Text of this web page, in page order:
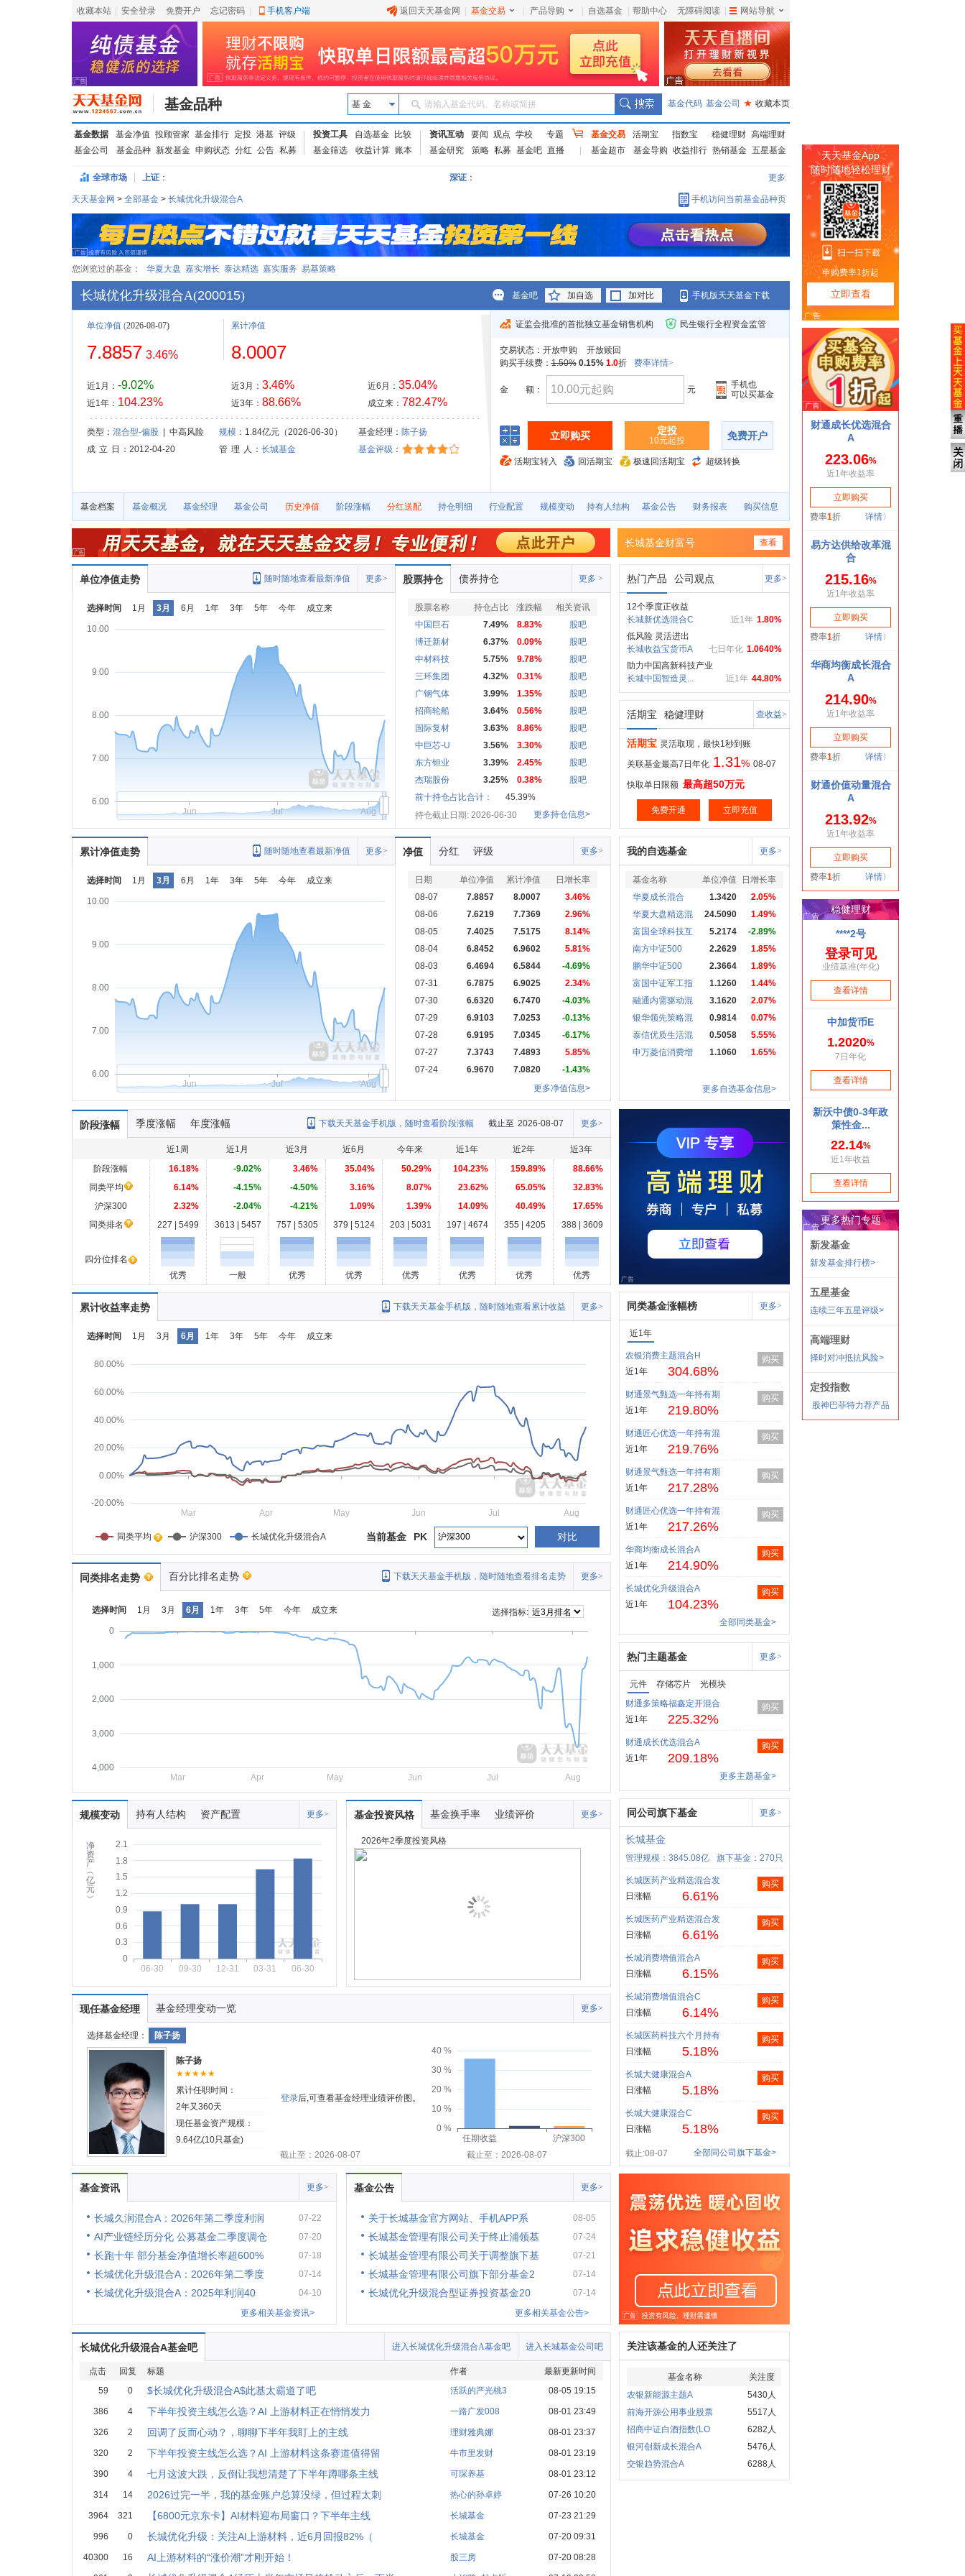
收藏本站 安全登录 免费开户 忘记密码 手机客户端 返回天天基金网 基金交易 产品导购 自选基金 帮助中心 无障碍阅读 网站导航
基金品种 基 金 请输入基金代码、名称或简拼 基金代码 基金公司 ★ 收藏本页
基金数据 基金净值 投顾管家 基金排行 定投 港基 评级
基金公司
基金品种 新发基金 申购状态 分红 公告 私募
投资工具 自选基金
比较
基金筛选
收益计算 账本
资讯互动 要闻 观点 学校
专题
基金研究
策略 私募 基金吧 直播
基金交易 活期宝 指数宝 稳健理财 高端理财
基金超市
基金导购 收益排行 热销基金 五星基金
全球市场 上证： 深证： 更多
天天基金网 > 全部基金 > 长城优化升级混合A 手机访问当前基金品种页
您浏览过的基金： 华夏大盘 嘉实增长 泰达精选 嘉实服务 易基策略
长城优化升级混合A(200015) 基金吧 加自选 加对比 手机版天天基金下载
单位净值 (2026-08-07)
7.8857 3.46%
近1月： -9.02%
近1年： 104.23%
累计净值
8.0007
近3月： 3.46%
近3年： 88.66%
近6月： 35.04%
成立来： 782.47%
类型： 混合型-偏股| 中高风险 规模：1.84亿元（2026-06-30） 基金经理： 陈子扬
成 立 日
：2012-04-20 管 理 人 ： 长城基金 基金评级 ：
证监会批准的首批独立基金销售机构 民生银行全程资金监管
交易状态： 开放申购
开放赎回
购买手续费：1.50% 0.15% 1.0折 费率详情>
金 额： 元
手机也
可以买基金
立即购买 定投
10元起投 免费开户
活期宝转入 回活期宝 极速回活期宝 超级转换
基金档案 基金概况 基金经理 基金公司 历史净值 阶段涨幅 分红送配 持仓明细 行业配置 规模变动 持有人结构 基金公告 财务报表 购买信息
长城基金财富号 查看
单位净值走势 更多>
随时随地查看最新净值
选择时间 1月 3月 6月 1年 3年 5年 今年 成立来
6.00
7.00
8.00
9.00
10.00
Jun Jul Aug
股票持仓 债券持仓 更多 >
股票名称 持仓占比 涨跌幅
相关资讯
中国巨石
7.49% 8.83%
股吧
博迁新材
6.37% 0.09%
股吧
中材科技
5.75% 9.78%
股吧
三环集团
4.32% 0.31%
股吧
广钢气体
3.99% 1.35%
股吧
招商轮船
3.64% 0.56%
股吧
国际复材
3.63% 8.86%
股吧
中巨芯-U
3.56% 3.30%
股吧
东方钽业
3.39% 2.45%
股吧
杰瑞股份
3.25% 0.38%
股吧
前十持仓占比合计：
45.39%
持仓截止日期: 2026-06-30
更多持仓信息>
热门产品 公司观点 更多>
12个季度正收益
1.80%
近1年
长城新优选混合C
低风险 灵活进出
1.0640%
七日年化
长城收益宝货币A
助力中国高新科技产业
44.80%
近1年
长城中国智造灵...
活期宝 稳健理财 查收益>
活期宝 灵活取现，最快1秒到账
关联基金最高7日年化 1.31% 08-07
快取单日限额 最高超50万元
免费开通 立即充值
累计净值走势 更多>
随时随地查看最新净值
选择时间 1月 3月 6月 1年 3年 5年 今年 成立来
6.00
7.00
8.00
9.00
10.00
Jun Jul Aug
净值 分红 评级 更多>
日期 单位净值 累计净值
日增长率
08-07
7.8857 8.0007
3.46%
08-06
7.6219 7.7369
2.96%
08-05
7.4025 7.5175
8.14%
08-04
6.8452 6.9602
5.81%
08-03
6.4694 6.5844
-4.69%
07-31
6.7875 6.9025
2.34%
07-30
6.6320 6.7470
-4.03%
07-29
6.9103 7.0253
-0.13%
07-28
6.9195 7.0345
-6.17%
07-27
7.3743 7.4893
5.85%
07-24
6.9670 7.0820
-1.43%
更多净值信息>
我的自选基金 更多>
基金名称 单位净值
日增长率
华夏成长混合
1.3420
2.05%
华夏大盘精选混
24.5090
1.49%
富国全球科技互
5.2174
-2.89%
南方中证500
2.2629
1.85%
鹏华中证500
2.3664
1.89%
富国中证军工指
1.1260
1.44%
融通内需驱动混
3.1620
2.07%
银华领先策略混
0.9814
0.07%
泰信优质生活混
0.5058
5.55%
申万菱信消费增
1.1060 1.65%
更多自选基金信息>
阶段涨幅 季度涨幅 年度涨幅 更多>
截止至 2026-08-07
下载天天基金手机版，随时查看阶段涨幅
近1周 近1月 近3月 近6月 今年来 近1年 近2年
近3年
阶段涨幅
16.18% -9.02% 3.46% 35.04% 50.29% 104.23% 159.89%
88.66%
同类平均
6.14% -4.15% -4.50% 3.16% 8.07% 23.62% 65.05%
32.83%
沪深300
2.32% -2.04% -4.21% 1.09% 1.39% 14.09% 40.49%
17.65%
同类排名
227 | 5499 3613 | 5457 757 | 5305 379 | 5124 203 | 5031 197 | 4674 355 | 4205 388 | 3609
四分位排名
优秀
一般 优秀 优秀 优秀 优秀 优秀 优秀
累计收益率走势 更多>
下载天天基金手机版，随时随地查看累计收益
选择时间 1月 3月 6月 1年 3年 5年 今年 成立来
-20.00%
0.00%
20.00%
40.00%
60.00%
80.00%
Mar Apr May Jun Jul Aug
同类平均 沪深300 长城优化升级混合A 对比
PK
当前基金
同类排名走势 百分比排名走势 更多>
下载天天基金手机版，随时随地查看排名走势
选择时间 1月 3月 6月 1年 3年 5年 今年 成立来
选择指标:
0
1,000
2,000
3,000
4,000
Mar
Apr May Jun Jul Aug
规模变动 持有人结构 资产配置 更多>
净
资
产
︵
亿
元
︶
0
0.3
0.6
0.9
1.2
1.5
1.8
2.1
06-30 09-30 12-31 03-31 06-30
基金投资风格 基金换手率 业绩评价 更多>
2026年2季度投资风格
现任基金经理 基金经理变动一览 更多>
选择基金经理： 陈子扬
陈子扬
★★★★★
累计任职时间：
2年又360天
现任基金资产规模：
9.64亿(10只基金)
登录后,可查看基金经理业绩评价图。
0 %
10 %
20 %
30 %
40 %
任期收益
沪深300
截止至：2026-08-07
截止至：2026-08-07
基金资讯 更多>
长城久润混合A：2026年第二季度利润 07-22
AI产业链经历分化 公募基金二季度调仓 07-20
长跑十年 部分基金净值增长率超600% 07-18
长城优化升级混合A：2026年第二季度 07-14
长城优化升级混合A：2025年利润40
04-10
更多相关基金资讯>
基金公告 更多>
关于长城基金官方网站、手机APP系 08-05
长城基金管理有限公司关于终止浦领基 07-24
长城基金管理有限公司关于调整旗下基 07-21
长城基金管理有限公司旗下部分基金2 07-14
长城优化升级混合型证券投资基金20
07-14
更多相关基金公告>
长城优化升级混合A基金吧 进入长城基金公司吧
进入长城优化升级混合A基金吧
点击 回复 标题 作者
最新更新时间
59
0 $长城优化升级混合A$此基太霸道了吧 活跃的严光桃3 08-05 19:15
386 4 下半年投资主线怎么选？AI 上游材料正在悄悄发力 一路广发008 08-01 23:49
326 2 回调了反而心动？，聊聊下半年我盯上的主线 理财雅典娜 08-01 23:37
320 2 下半年投资主线怎么选？AI 上游材料这条赛道值得留 牛市里发财 08-01 23:19
390 4 七月这波大跌，反倒让我想清楚了下半年蹲哪条主线 可琛养基 08-01 23:12
314 14 2026过完一半，我的基金账户总算没绿，但过程太刺 热心的孙卓婷 07-26 10:20
3964 321 【6800元京东卡】AI材料迎布局窗口？下半年主线 长城基金 07-23 21:29
996 0 长城优化升级：关注AI上游材料，近6月回报82%（ 长城基金 07-20 09:31
40300 16 AI上游材料的“涨价潮”才刚开始！ 股三房 07-20 08:28
同类基金涨幅榜 更多>
近1年
农银消费主题混合H
近1年
304.68%
购买
财通景气甄选一年持有期
近1年
219.80%
购买
财通匠心优选一年持有混
近1年
219.76%
购买
财通景气甄选一年持有期
近1年
217.28%
购买
财通匠心优选一年持有混
近1年
217.26%
购买
华商均衡成长混合A
近1年
214.90%
购买
长城优化升级混合A
近1年
104.23%
购买
全部同类基金>
热门主题基金 更多>
元件 存储芯片
光模块
财通多策略福鑫定开混合
近1年
225.32%
购买
财通成长优选混合A
近1年
209.18%
购买
更多主题基金>
同公司旗下基金 更多>
长城基金
管理规模：3845.08亿 旗下基金：270只
长城医药产业精选混合发
日涨幅
6.61%
购买
长城医药产业精选混合发
日涨幅
6.61%
购买
长城消费增值混合A
日涨幅
6.15%
购买
长城消费增值混合C
日涨幅
6.14%
购买
长城医药科技六个月持有
日涨幅
5.18%
购买
长城大健康混合A
日涨幅
5.18%
购买
长城大健康混合C
日涨幅
5.18%
购买
截止:08-07 全部同公司旗下基金>
关注该基金的人还关注了
基金名称
关注度
农银新能源主题A
5430人
前海开源公用事业股票
5517人
招商中证白酒指数(LO
6282人
银河创新成长混合A
5476人
交银趋势混合A
6288人